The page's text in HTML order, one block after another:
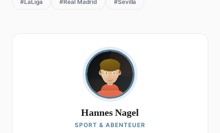
#LaLiga #Real Madrid #Sevilla
Hannes Nagel
SPORT & ABENTEUER